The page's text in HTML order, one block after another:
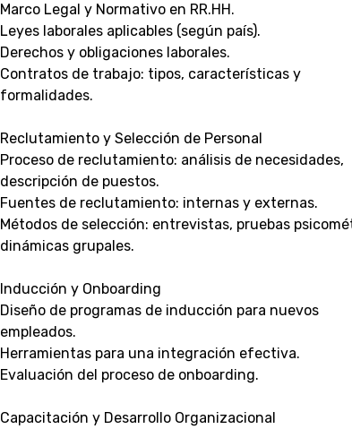
Marco Legal y Normativo en RR.HH.
Leyes laborales aplicables (según país).
Derechos y obligaciones laborales.
Contratos de trabajo: tipos, características y
formalidades.
Reclutamiento y Selección de Personal
Proceso de reclutamiento: análisis de necesidades,
descripción de puestos.
Fuentes de reclutamiento: internas y externas.
Métodos de selección: entrevistas, pruebas
dinámicas grupales.
Inducción y Onboarding
Diseño de programas de inducción para nuevos
empleados.
Herramientas para una integración efectiva.
Evaluación del proceso de onboarding.
Capacitación y Desarrollo Organizacional